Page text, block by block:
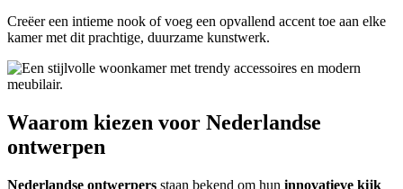
Creëer een intieme nook of voeg een opvallend accent toe aan elke
kamer met dit prachtige, duurzame kunstwerk.
Waarom kiezen voor Nederlandse
ontwerpen
Nederlandse ontwerpers staan bekend om hun innovatieve kijk